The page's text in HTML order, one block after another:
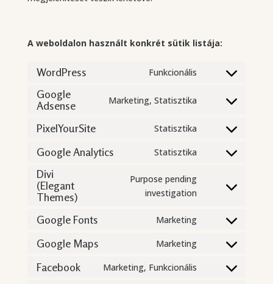
A weboldalon használt konkrét sütik listája:
WordPress Funkcionális
Consent
service
Google
Adsense
Marketing, Statisztika
Consent
service
google-
PixelYourSite Statisztika
Consent
Google Analytics Statisztika
Consent
service
Divi
(Elegant
Themes)
Purpose pending
investigation
Consent
service
(elegant-
Google Fonts Marketing
Consent
google-
Google Maps Marketing
Consent
Facebook Marketing, Funkcionális
Consent